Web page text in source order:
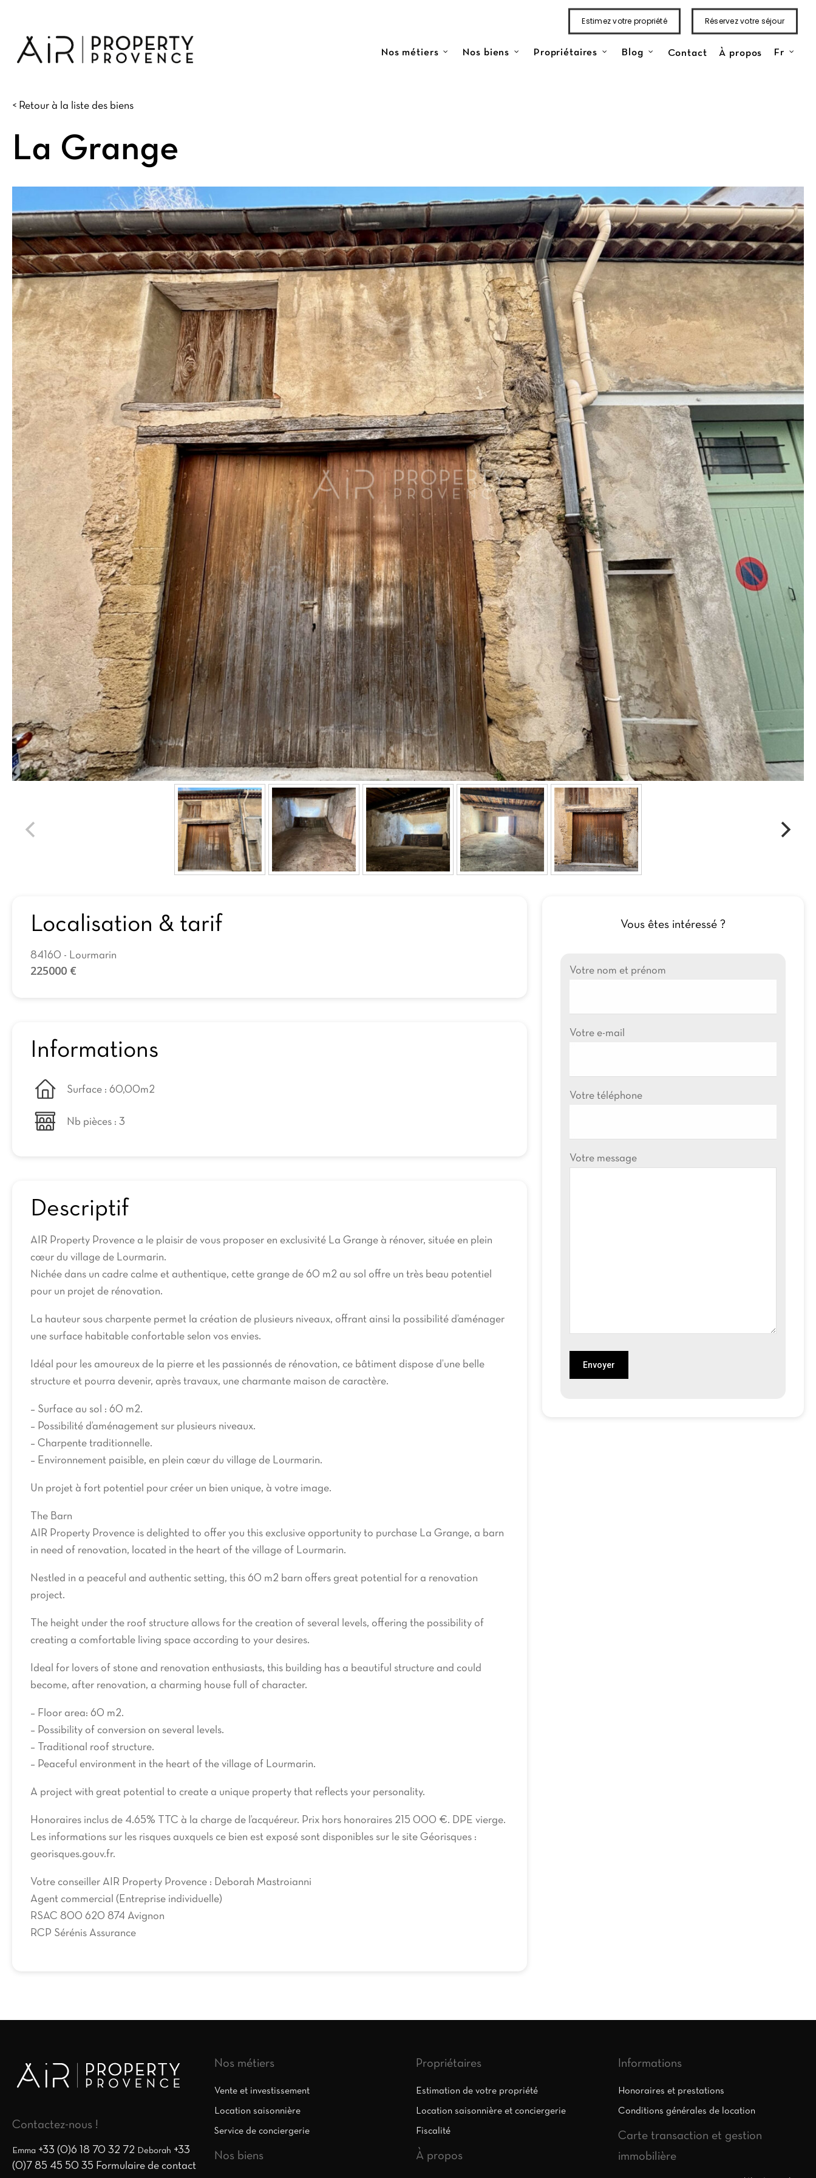
content
Estimez votre propriété Réservez votre séjour
Nos métiers Nos biens Propriétaires Blog Contact À propos Fr
< Retour à la liste des biens
La Grange
Localisation & tarif
84160 - Lourmarin
225000 €
Informations
Surface : 60,00m2
Nb pièces : 3
Descriptif
AIR Property Provence a le plaisir de vous proposer en exclusivité La Grange à rénover, située en plein
cœur du village de Lourmarin.
Nichée dans un cadre calme et authentique, cette grange de 60 m2 au sol offre un très beau potentiel
pour un projet de rénovation.
La hauteur sous charpente permet la création de plusieurs niveaux, offrant ainsi la possibilité d’aménager
une surface habitable confortable selon vos envies.
Idéal pour les amoureux de la pierre et les passionnés de rénovation, ce bâtiment dispose d’une belle
structure et pourra devenir, après travaux, une charmante maison de caractère.
– Surface au sol : 60 m2.
– Possibilité d’aménagement sur plusieurs niveaux.
– Charpente traditionnelle.
– Environnement paisible, en plein cœur du village de Lourmarin.
Un projet à fort potentiel pour créer un bien unique, à votre image.
The Barn
AIR Property Provence is delighted to offer you this exclusive opportunity to purchase La Grange, a barn
in need of renovation, located in the heart of the village of Lourmarin.
Nestled in a peaceful and authentic setting, this 60 m2 barn offers great potential for a renovation
project.
The height under the roof structure allows for the creation of several levels, offering the possibility of
creating a comfortable living space according to your desires.
Ideal for lovers of stone and renovation enthusiasts, this building has a beautiful structure and could
become, after renovation, a charming house full of character.
– Floor area: 60 m2.
– Possibility of conversion on several levels.
– Traditional roof structure.
– Peaceful environment in the heart of the village of Lourmarin.
A project with great potential to create a unique property that reflects your personality.
Honoraires inclus de 4.65% TTC à la charge de l’acquéreur. Prix hors honoraires 215 000 €. DPE vierge.
Les informations sur les risques auxquels ce bien est exposé sont disponibles sur le site Géorisques :
georisques.gouv.fr.
Votre conseiller AIR Property Provence : Deborah Mastroianni
Agent commercial (Entreprise individuelle)
RSAC 800 620 874 Avignon
RCP Sérénis Assurance
Vous êtes intéressé ?
Votre nom et prénom
Votre e-mail
Votre téléphone
Votre message
Contactez-nous !
Emma +33 (0)6 18 70 32 72 Deborah +33
(0)7 85 45 50 35 Formulaire de contact
Nos métiers
Vente et investissement
Location saisonnière
Service de conciergerie
Nos biens
Propriétaires
Estimation de votre propriété
Location saisonnière et conciergerie
Fiscalité
À propos
Informations
Honoraires et prestations
Conditions générales de location
Carte transaction et gestion
immobilière